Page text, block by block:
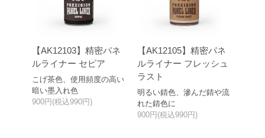
【AK12103】精密パネ
ルライナー セピア
こげ茶色、使用頻度の高い
暗い墨入れ色
900円(税込990円)
【AK12105】精密パネ
ルライナー フレッシュ
ラスト
明るい錆色、滲んだ錆や流
れた錆色に
900円(税込990円)